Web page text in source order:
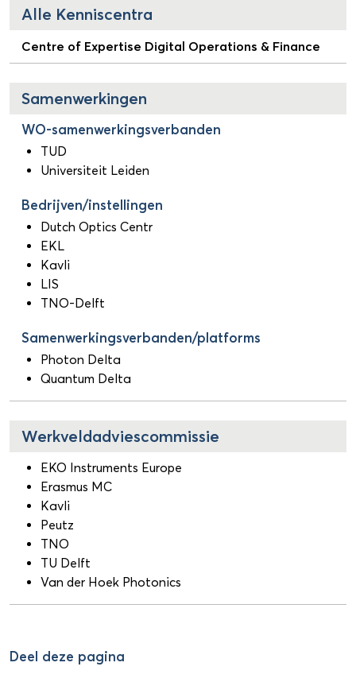
Alle Kenniscentra
Centre of Expertise Digital Operations & Finance
Samenwerkingen
WO-samenwerkingsverbanden
TUD
Universiteit Leiden
Bedrijven/instellingen
Dutch Optics Centr
EKL
Kavli
LIS
TNO-Delft
Samenwerkingsverbanden/platforms
Photon Delta
Quantum Delta
Werkveldadviescommissie
EKO Instruments Europe
Erasmus MC
Kavli
Peutz
TNO
TU Delft
Van der Hoek Photonics
Deel deze pagina